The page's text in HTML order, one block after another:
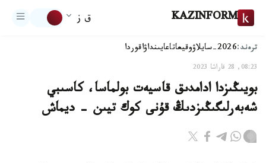
KAZINFORM ق ز
ترەند:2026-سايلاۋ وقيعاتاعايىنداۋاقوردا
08:23, 28 قاراشا 2023
بويىڭىزدا ادامدىق قاسيەت بولماسا، كاسىبي
شەبەرلىگىڭىزدىڭ قۇنى كوك تيىن - ديماش